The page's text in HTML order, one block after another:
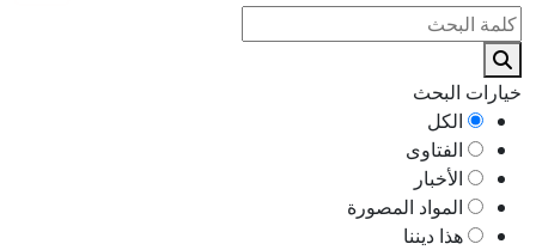
خيارات البحث
الكل
الفتاوى
الأخبار
المواد المصورة
هذا ديننا